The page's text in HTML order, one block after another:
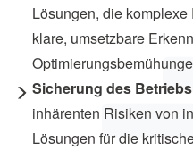
Lösungen, die
klare, umsetzbare
Sicherung des
inhärenten Risiken von
Lösungen für die